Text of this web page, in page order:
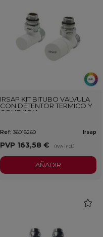
IRSAP KIT BITUBO VALVULA
CON DETENTOR TERMICO Y
CONEXION
Ref: 36018260 Irsap
PVP 163,58 € (IVA incl.)
AÑADIR